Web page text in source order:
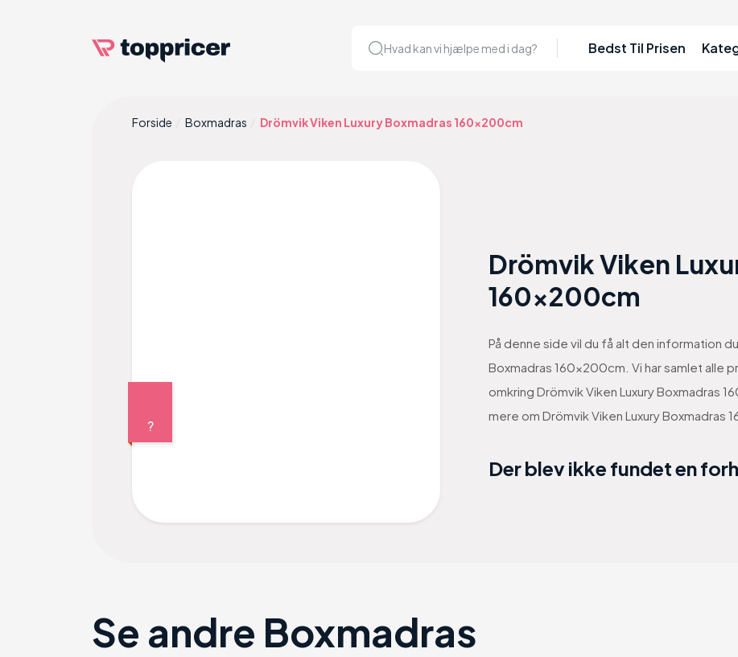
Hvad kan vi hjælpe med i dag? Bedst Til Prisen
Forside Boxmadras Drömvik Viken Luxury Boxmadras 160x200cm
?
Drömvik Viken
160x200cm
På denne side vil du få alt den information
Boxmadras 160x200cm. Vi har samlet alle
omkring Drömvik Viken Luxury Boxmadras
mere om Drömvik Viken Luxury
Der blev ikke fundet en
Se andre Boxmadras